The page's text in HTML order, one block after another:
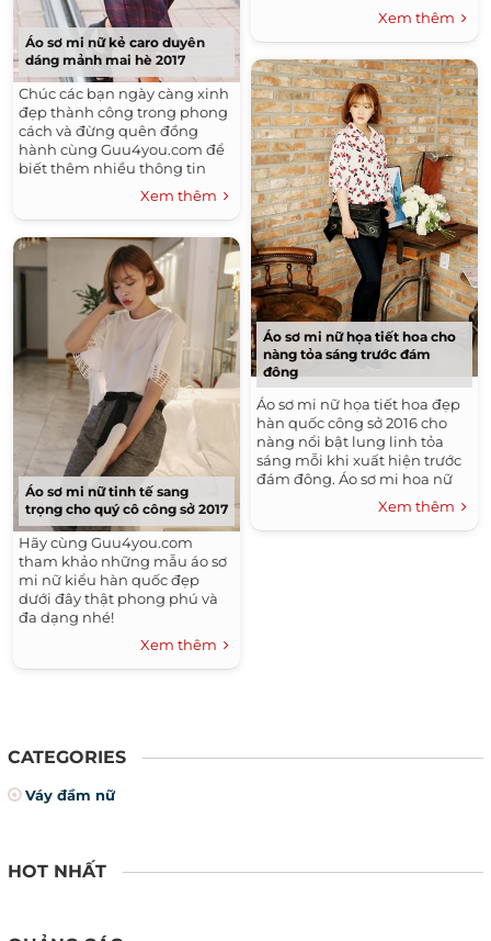
Đầm Đẹp - Váy Đẹp Công Sở Hàn Quốc 2016
Áo Sơ Mi Nam Đẹp
Tóc Tết Đẹp
Áo Khoác Nam Đẹp Hàn Quốc 2015 - 2016 Ấm Áp
Không Lạnh
Tóc Dài Đẹp
Những Kiểu Tóc Nam Đẹp
Tóc Uốn Xoăn Đẹp
Thời Trang Thu Đông Hàn Quốc 2015 - 2016
Thời Trang Hè
Kiểu Tóc Đẹp
Thời Trang Nam Hè 2016
Xu Hướng Tóc Đẹp 2016
Những Kiểu Tóc Đẹp
Áo sơ mi nữ kẻ caro duyên
dáng mảnh mai hè 2017
Chúc các bạn ngày càng xinh
đẹp thành công trong phong
cách và đừng quên đồng
hành cùng Guu4you.com để
biết thêm nhiều thông tin
thời trang mới nhất.Xem thêm
Áo sơ mi nữ tinh tế sang
trọng cho quý cô công sở 2017
Hãy cùng Guu4you.com
tham khảo những mẫu áo sơ
mi nữ kiểu hàn quốc đẹp
dưới đây thật phong phú và
đa dạng nhé!
Xem thêm
nhiều thông tin xu hướng
thời trang mới nhất năm nay
nhé!
Xem thêm
Áo sơ mi nữ họa tiết hoa cho
nàng tỏa sáng trước đám
đông
Áo sơ mi nữ họa tiết hoa đẹp
hàn quốc công sở 2016 cho
nàng nổi bật lung linh tỏa
sáng mỗi khi xuất hiện trước
đám đông. Áo sơ mi hoa nữ
đẹp đang ngày càng trở nên
Xem thêm
CATEGORIES
Váy đầm nữ
HOT NHẤT